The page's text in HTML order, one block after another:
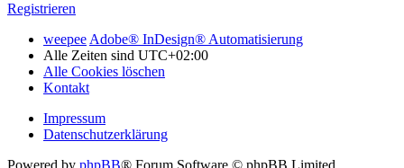
Registrieren
weepee Adobe® InDesign® Automatisierung
Alle Zeiten sind UTC+02:00
Alle Cookies löschen
Kontakt
Impressum
Datenschutzerklärung